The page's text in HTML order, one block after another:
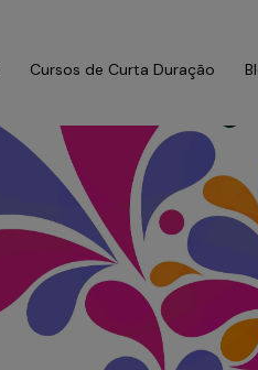
Cursos de Curta Duração